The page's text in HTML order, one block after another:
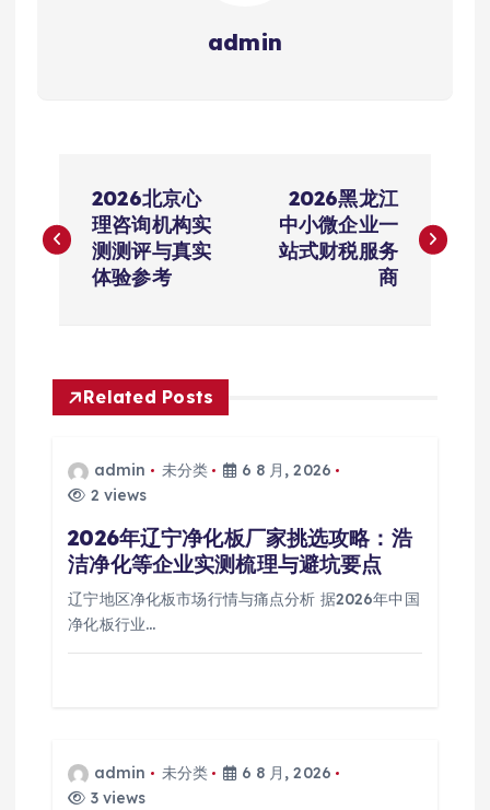
admin
章
2026北京心
理咨询机构实
测测评与真实
体验参考
2026黑龙江
中小微企业一
站式财税服务
商
Related Posts
admin 未分类
6 8 月, 2026
2 views
2026年辽宁净化板厂家挑选攻略：浩
洁净化等企业实测梳理与避坑要点
辽宁地区净化板市场行情与痛点分析 据2026年中国
净化板行业…
admin 未分类
6 8 月, 2026
3 views